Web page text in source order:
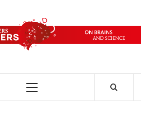
DONDERS
WETENSCHAP // ON BRAINS AND
Primair